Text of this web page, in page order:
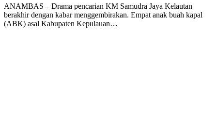
ANAMBAS – Drama pencarian KM Samudra Jaya Kelautan
berakhir dengan kabar menggembirakan. Empat anak buah kapal
(ABK) asal Kabupaten Kepulauan…